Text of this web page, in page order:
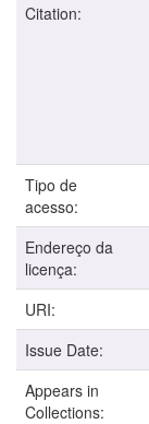
Citation:
Tipo de
acesso:
Endereço da
licença:
URI:
Issue Date:
Appears in
Collections: